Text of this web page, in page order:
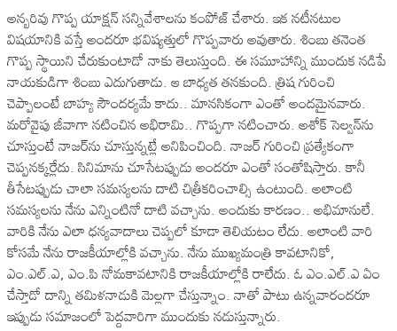
అన్బ‌రివు గొప్ప యాక్ష‌న్ స‌న్నివేశాల‌ను కంపోజ్ చేశారు. ఇక న‌టీన‌టుల
విష‌యానికి వ‌స్తే అంద‌రూ భ‌విష్య‌త్తులో గొప్ప‌వారు అవుతారు. శింబు త‌నెంత
గొప్ప స్థాయిని చేరుకుంటాడో నాకు తెలుస్తుంది. ఈ స‌మూహాన్ని ముందుక న‌డిపే
నాయకుడిగా శింబు ఎదుగుతాడు. ఆ బాధ్య‌త త‌న‌కుంది. త్రిష గురించి
చెప్పాలంటే బాహ్య సౌంద‌ర్య‌మే కాదు.. మాన‌సికంగా ఎంతో అంద‌మైన‌వారు.
మ‌రోవైపు జీవాగా న‌టించిన అభిరామి.. గొప్ప‌గా న‌టించారు. అశోక్ సెల్వ‌న్‌ను
చూస్తుంటే నాజ‌ర్‌ను చూస్తున్న‌ట్లే అనిపించింది. నాజ‌ర్ గురించి ప్ర‌త్యేకంగా
చెప్ప‌న‌క్క‌ర్లేదు. సినిమాను చూసేట‌ప్పుడు అంద‌రూ ఎంతో సంతోషిస్తారు. కానీ
తీసేట‌ప్పుడు చాలా స‌మ‌స్య‌ల‌ను దాటి చిత్రీక‌రించాల్సి ఉంటుంది. అలాంటి
స‌మ‌స్య‌ల‌ను నేను ఎన్నింటినో దాటి వ‌చ్చాను. అందుకు కార‌ణం.. అభిమానులే.
వారికి నేను ఎలా ధ‌న్య‌వాదాలు చెప్ప‌లో కూడా తెలియ‌టం లేదు. అలాంటి వారి
కోస‌మే నేను రాజ‌కీయాల్లోకి వ‌చ్చాను. నేను ముఖ్య‌మంత్రి కావ‌టానికో,
ఎం.ఎల్‌.ఎ, ఎం.పి నోమ‌కావ‌టానికి రాజ‌కీయాల్లోకి రాలేదు. ఓ ఎం.ఎల్‌.ఎ ఏం
చేస్తాడో దాన్ని త‌మిళ‌నాడుకి మెల్ల‌గా చేస్తున్నాం. నాతో పాటు ఉన్న‌వారంద‌రూ
ఇప్పుడు స‌మాజంలో పెద్ద‌వారిగా ముందుకు న‌డుస్తున్నారు.